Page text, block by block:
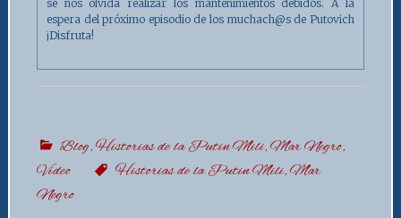
se nos olvida realizar los mantenimientos debidos. A la
espera del próximo episodio de los muchach@s de Putovich
¡Disfruta!
Blog,Historias de la Putin Mili,Mar Negro,
Vídeo
Historias de la Putin Mili,Mar
Negro